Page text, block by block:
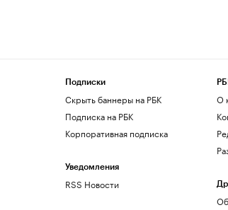
Подписки
Скрыть баннеры на РБК
Подписка на РБК
Корпоративная подписка
Уведомления
RSS Новости
О